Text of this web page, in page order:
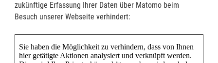
zukünftige Erfassung Ihrer Daten über Matomo beim
Besuch unserer Webseite verhindert: